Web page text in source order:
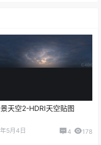
天空2-HDRI天空贴图
5月4日 4 178